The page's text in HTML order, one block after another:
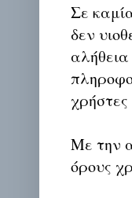
Σε
δεν
χρήστες
Με την
όρους